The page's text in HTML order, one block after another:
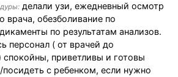
делали узи, ежедневный осмотр
врача, обезболивание по
по результатам анализов.
персонал ( от врачей до
спокойны, приветливы и готовы
посидеть с ребенком, если нужно